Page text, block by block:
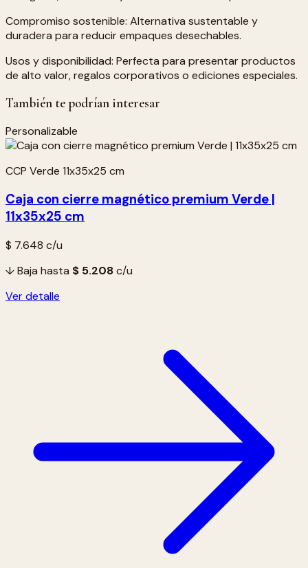
Compromiso sostenible: Alternativa sustentable y
duradera para reducir empaques desechables.
Usos y disponibilidad: Perfecta para presentar productos
de alto valor, regalos corporativos o ediciones especiales.
También te podrían interesar
Personalizable
CCP Verde 11x35x25 cm
Caja con cierre magnético premium Verde |
11x35x25 cm
$ 7.648 c/u
↓ Baja hasta $ 5.208c/u
Ver detalle